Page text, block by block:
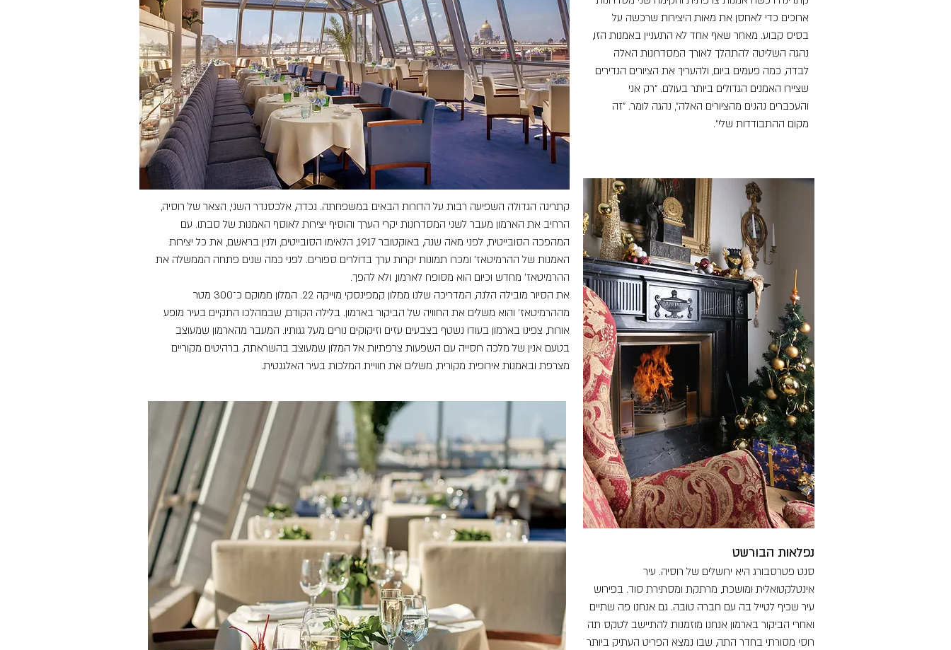
קתרינה הגדולה השפיעה רבות על הדורות הבאים במשפחתה. נכדה, אלכסנדר השני, הצאר של רוסיה,
הרחיב את הארמון מעבר לשני המסדרונות יקרי הערך והוסיף יצירות לאוסף האמנות של סבתו. עם
המהפכה הסובייטית, לפני מאה שנה, באוקטובר 1917, הלאימו הסובייטים, ולנין בראשם, את כל יצירות
האמנות של ההרמיטאז' ומכרו תמונות יקרות ערך בדולרים ספורים. לפני כמה שנים פתחה הממשלה את
ההרמיטאז' מחדש וכיום הוא מסופח לארמון, ולא להפך.
את הסיור מובילה הלנה, המדריכה שלנו ממלון קמפינסקי מוייקה 22. המלון ממוקם כ־300 מטר
מההרמיטאז' והוא משלים את החוויה של הביקור בארמון. בלילה הקודם, שבמהלכו התקיים בעיר מופע
אורות, צפינו בארמון בעודו נשטף בצבעים עזים וזיקוקים נורים מעל גגותיו. המעבר מהארמון שמעוצב
בטעם אנין של מלכה רוסייה עם השפעות צרפתיות אל המלון שמעוצב בהשראתה, ברהיטים מקוריים
מצרפת ובאמנות אירופית מקורית, משלים את חוויית המלכות בעיר האלגנטית.
ארוכים כדי לאחסן את מאות היצירות שרכשה על
בסיס קבוע. מאחר שאף אחד לא התעניין באמנות הזו,
נהגה השליטה להתהלך לאורך המסדרונות האלה
לבדה, כמה פעמים ביום, ולהעריך את הציורים הנדירים
שציירו האמנים הגדולים ביותר בעולם. "רק אני
והעכברים נהנים מהציורים האלה", נהגה לומר. "זה
מקום ההתבודדות שלי".
נפלאות הבורשט
סנט פטרסבורג היא ירושלים של רוסיה. עיר
אינטלקטואלית ומושכת, מרתקת ומסתירת סוד. בפירוש
עיר שכיף לטייל בה עם חברה טובה. גם אנחנו פה שתיים
ואחרי הביקור בארמון אנחנו מוזמנות להתיישב לטקס תה
רוסי מסורתי בחדר התה, שבו נמצא הפריט העתיק ביותר